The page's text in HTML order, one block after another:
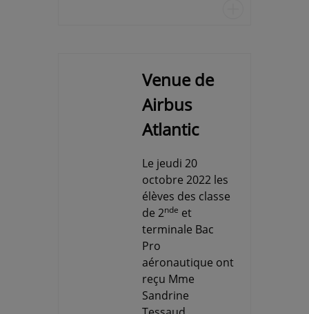
Venue de
Airbus
Atlantic
Le jeudi 20
octobre 2022 les
élèves des classe
de 2nde et
terminale Bac
Pro
aéronautique ont
reçu Mme
Sandrine